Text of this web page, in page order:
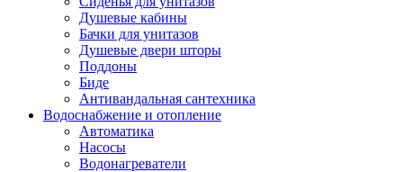
Душевые кабины
Бачки для унитазов
Душевые двери шторы
Поддоны
Биде
Антивандальная сантехника
Водоснабжение и отопление
Автоматика
Насосы
Водонагреватели